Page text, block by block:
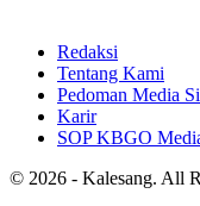
Redaksi
Tentang Kami
Pedoman Media
Karir
SOP KBGO
© 2026 - Kalesang. All